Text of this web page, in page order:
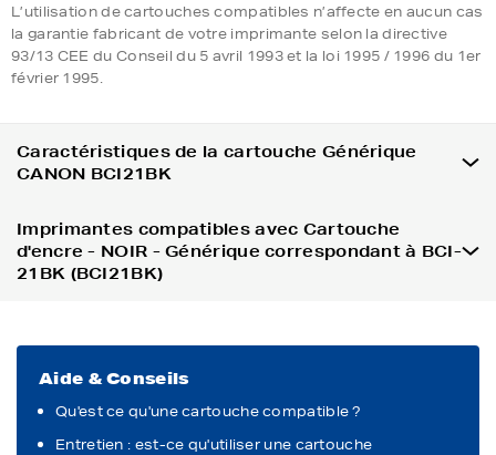
L’utilisation de cartouches compatibles n’affecte en aucun cas
la garantie fabricant de votre imprimante selon la directive
93/13 CEE du Conseil du 5 avril 1993 et la loi 1995 / 1996 du 1er
février 1995.
Caractéristiques de la cartouche Générique
CANON BCI21BK
Imprimantes compatibles avec Cartouche
d'encre - NOIR - Générique correspondant à BCI-
21BK (BCI21BK)
Aide & Conseils
Qu'est ce qu'une cartouche compatible ?
Entretien : est-ce qu'utiliser une cartouche